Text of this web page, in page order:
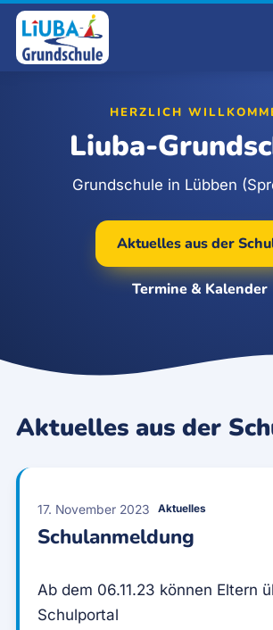
Liuba-Grundschule
HERZLICH
Liuba-
Grundschule in Lübben
Aktuelles aus der
Termine & Kalender
Aktuelles aus der
17. November 2023 Aktuelles
Schulanmeldung
Ab dem 06.11.23 können Eltern
Schulportal